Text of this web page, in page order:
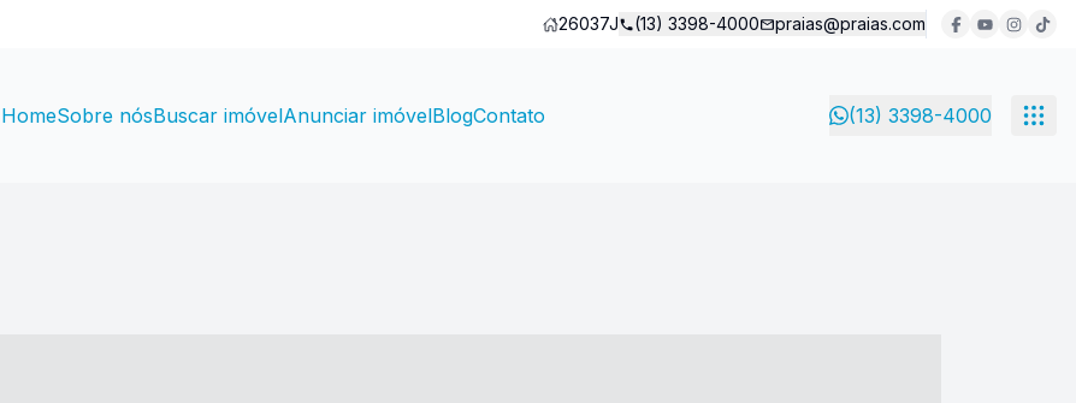
26037J (13) 3398-4000 praias@praias.com
HomeSobre nósBuscar imóvelAnunciar imóvelBlogContato (13) 3398-4000